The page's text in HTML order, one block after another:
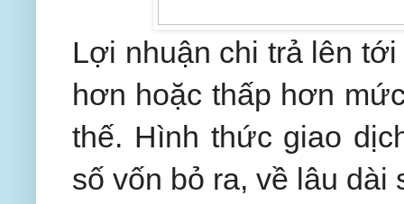
Lợi nhuận chi trả lên
hơn hoặc thấp hơn
thế. Hình thức giao
số vốn bỏ ra, về lâu dài